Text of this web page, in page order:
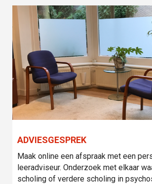
ADVIESGESPREK
Maak online een afspraak met een
leeradviseur. Onderzoek met elkaar
scholing of verdere scholing in